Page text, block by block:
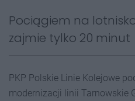
Pociągiem na
zajmie tylko 20 minut
PKP Polskie Linie Kolejowe
modernizacji linii Tarnowskie